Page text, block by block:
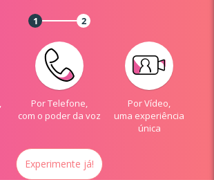
1 2
Por Telefone,
com o poder da voz
Por Vídeo,
uma experiência
única
Experimente já!